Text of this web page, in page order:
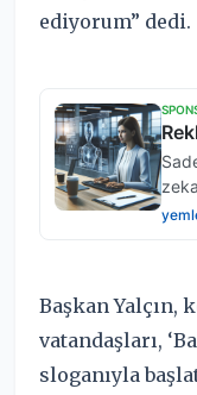
ediyorum” dedi.
Başkan Yalçın,
vatandaşları,
sloganıyla